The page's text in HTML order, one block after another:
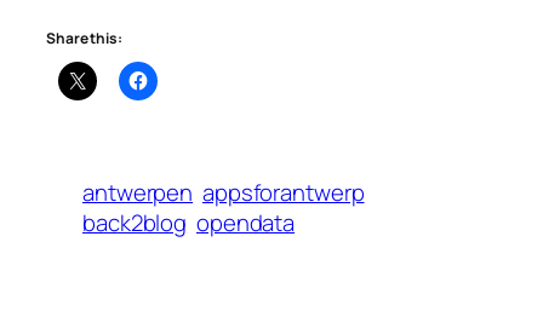
Share this:
antwerpen appsforantwerp
back2blog opendata